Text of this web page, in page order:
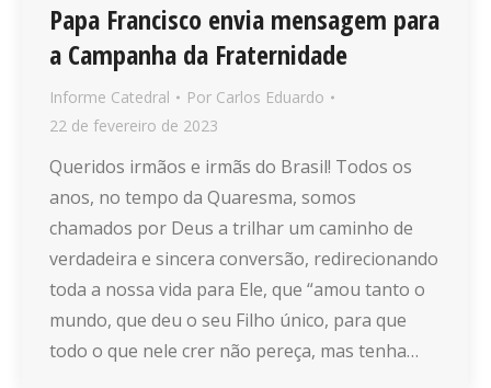
Papa Francisco envia mensagem para
a Campanha da Fraternidade
Informe Catedral Por Carlos Eduardo
22 de fevereiro de 2023
Queridos irmãos e irmãs do Brasil! Todos os
anos, no tempo da Quaresma, somos
chamados por Deus a trilhar um caminho de
verdadeira e sincera conversão, redirecionando
toda a nossa vida para Ele, que “amou tanto o
mundo, que deu o seu Filho único, para que
todo o que nele crer não pereça, mas tenha…